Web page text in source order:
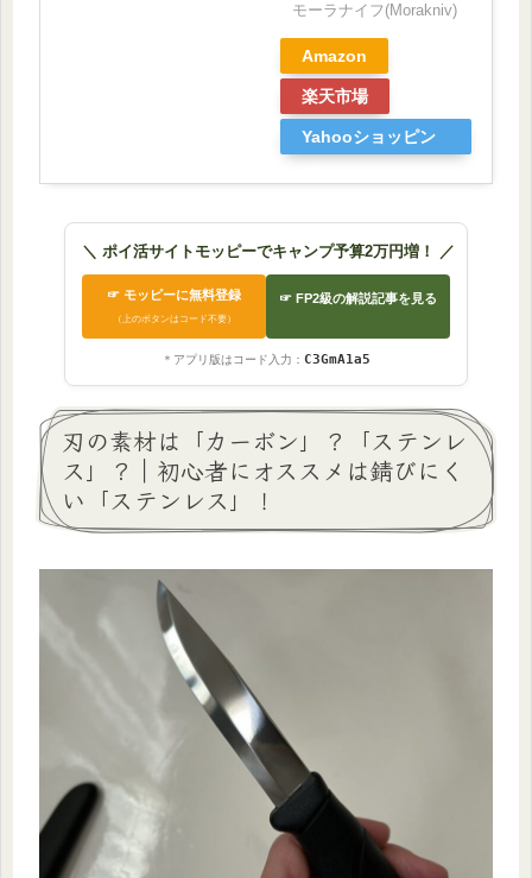
モーラナイフ(Morakniv)
Amazon
楽天市場
Yahooショッピン
＼ ポイ活サイトモッピーでキャンプ予算2万円増！ ／
☞ モッピーに無料登録
（上のボタンはコード不要）
☞ FP2級の解説記事を見る
＊アプリ版はコード入力： C3GmA1a5
刃の素材は「カーボン」？「ステンレ
ス」？｜初心者にオススメは錆びにく
い「ステンレス」！